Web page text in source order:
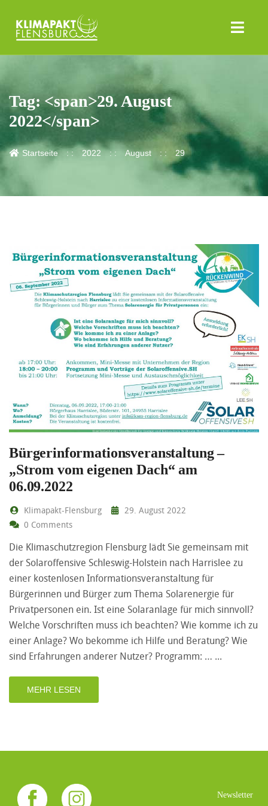
Tag: <span>29. August
2022</span>
Startseite 2022 August 29
Bürgerinformationsveranstaltung –
„Strom vom eigenen Dach“ am
06.09.2022
Klimapakt-Flensburg
29. August 2022
0 Comments
Die Klimaschutzregion Flensburg lädt Sie gemeinsam mit
der Solaroffensive Schleswig-Holstein nach Harrislee zu
einer kostenlosen Informationsveranstaltung für
Bürgerinnen und Bürger zum Thema Solarenergie für
Privatpersonen ein. Ist eine Solaranlage für mich sinnvoll?
Welche Vorschriften muss ich beachten? Wie komme ich zu
einer Anlage? Wo bekomme ich Hilfe und Beratung? Wie
sind Erfahrungen anderer Nutzer? Programm: …
MEHR LESEN
Newsletter